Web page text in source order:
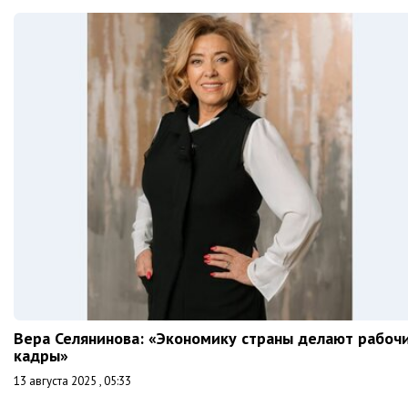
Вера Селянинова: «Экономику страны делают
кадры»
13 августа 2025 , 05:33